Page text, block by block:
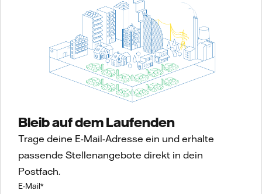
Bleib auf dem Laufenden
Trage deine E-Mail-Adresse ein und erhalte
passende Stellenangebote direkt in dein
Postfach.
E-Mail*